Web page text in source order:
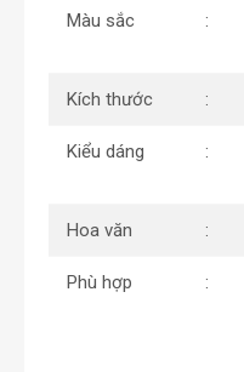
Màu sắc
Kích thước
Kiểu dáng
Hoa văn
Phù hợp